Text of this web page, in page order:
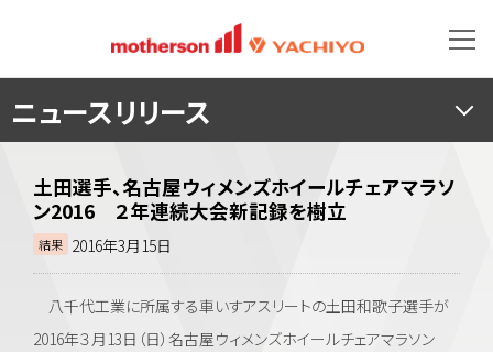
ニュースリリース
土田選手、名古屋ウィメンズホイールチェアマラソ
ン2016 ２年連続大会新記録を樹立
結果 2016年3月15日
八千代工業に所属する車いすアスリートの土田和歌子選手が
2016年３月13日（日）名古屋ウィメンズホイールチェアマラソン